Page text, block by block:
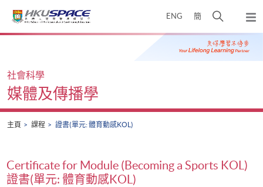
ENG 簡
開
搜
尋
彈
出
主
Main
社會科學
媒體及傳播學
主頁 課程 證書(單元: 體育動感KOL)
Certificate for Module (Becoming a Sports KOL)
證書(單元: 體育動感KOL)